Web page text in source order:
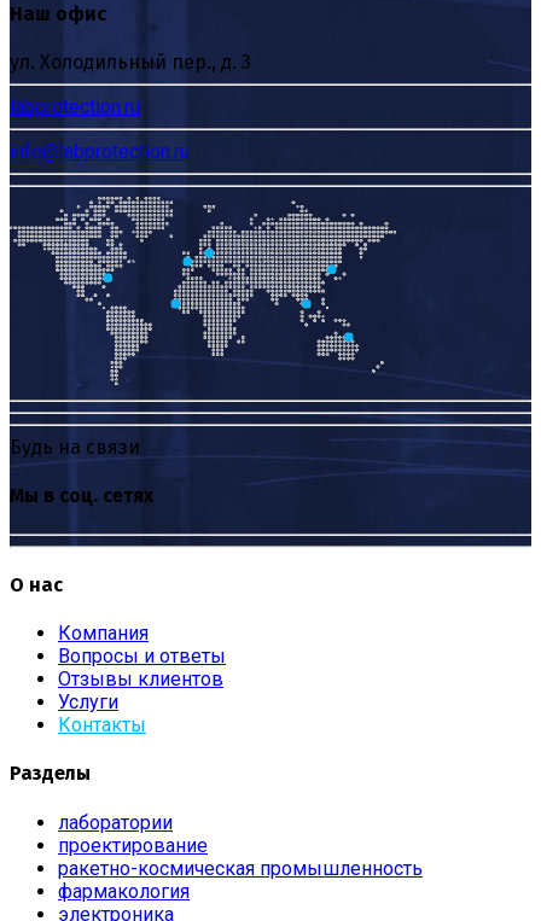
Наш офис
ул. Холодильный пер., д. 3
labprotection.ru
info@labprotection.ru
Будь на связи
Мы в соц. сетях
О нас
Компания
Вопросы и ответы
Отзывы клиентов
Услуги
Контакты
Разделы
лаборатории
проектирование
ракетно-космическая промышленность
фармакология
электроника